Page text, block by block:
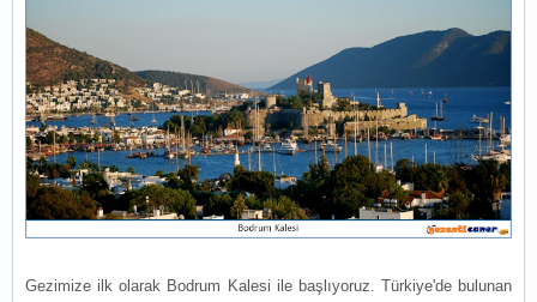
Gezimize ilk olarak Bodrum Kalesi ile başlıyoruz. Türkiye'de bulunan